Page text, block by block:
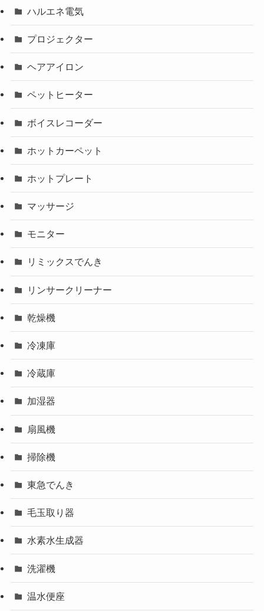
ハルエネ電気
プロジェクター
ヘアアイロン
ペットヒーター
ボイスレコーダー
ホットカーペット
ホットプレート
マッサージ
モニター
リミックスでんき
リンサークリーナー
乾燥機
冷凍庫
冷蔵庫
加湿器
扇風機
掃除機
東急でんき
毛玉取り器
水素水生成器
洗濯機
温水便座